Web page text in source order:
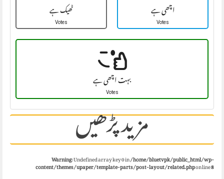
ٹھیک ہے
Votes اچھی ہے
Votes
بہت اچھی ہے
Votes
مزید پڑھیں Warning: Undefined array key 0 in/home/bluetvpk/public_html/wp-
content/themes/upaper/template-parts/post-layout/related.phpon line8